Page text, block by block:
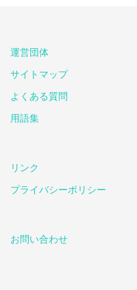
運営団体
サイトマップ
よくある質問
用語集
リンク
プライバシーポリシー
お問い合わせ